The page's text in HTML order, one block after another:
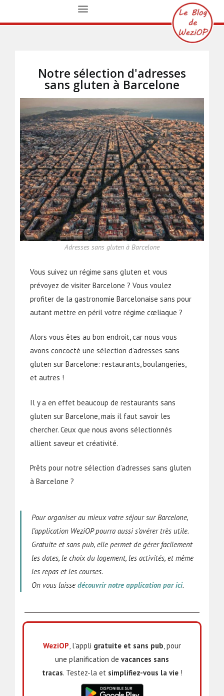
Notre sélection d'adresses
sans gluten à Barcelone
Adresses sans gluten à Barcelone
Vous suivez un régime sans gluten et vous
prévoyez de visiter Barcelone ? Vous voulez
profiter de la gastronomie Barcelonaise sans pour
autant mettre en péril votre régime cœliaque ?
Alors vous êtes au bon endroit, car nous vous
avons concocté une sélection d’adresses sans
gluten sur Barcelone: restaurants, boulangeries,
et autres !
Il y a en effet beaucoup de restaurants sans
gluten sur Barcelone, mais il faut savoir les
chercher. Ceux que nous avons sélectionnés
allient saveur et créativité.
Prêts pour notre sélection d’adresses sans gluten
à Barcelone ?
Pour organiser au mieux votre séjour sur Barcelone,
l’application WeziOP pourra aussi s’avérer très utile.
Gratuite et sans pub, elle permet de gérer facilement
les dates, le choix du logement, les activités, et même
les repas et les courses.
On vous laisse découvrir notre application par ici.
WeziOP, l’appli gratuite et sans pub, pour
une planification de vacances sans
tracas. Testez-la et simplifiez-vous la vie!